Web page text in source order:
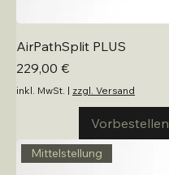
AirPathSplit PLUS
Preis
229,00 €
inkl. MwSt. | zzgl. Versand
Vorbestellen
Mittelstellung